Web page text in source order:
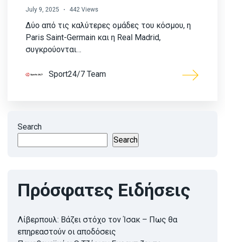
July 9, 2025 442 Views
Δύο από τις καλύτερες ομάδες του κόσμου, η
Paris Saint-Germain και η Real Madrid,
συγκρούονται…
Sport24/7 Team
Search
Search
Πρόσφατες Ειδήσεις
Λίβερπουλ: Βάζει στόχο τον Ίσακ – Πως θα
επηρεαστούν οι αποδόσεις